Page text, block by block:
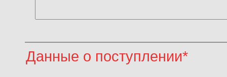
Данные о поступлении*